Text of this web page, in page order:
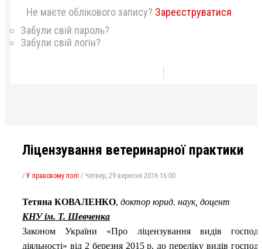
Не маєте облікового запису? Зареєструватися
Забули свій пароль?
Забули свій логін?
Ліцензування ветеринарної практики
/ У правовому полі / Четвер, 29 вересня 2016 16:00
Тетяна КОВАЛЕНКО, доктор юрид. наук, доцент
КНУ ім. Т. Шевченка
Законом України «Про ліцензування видів
діяльності» від 2 березня 2015 р. до переліку видів